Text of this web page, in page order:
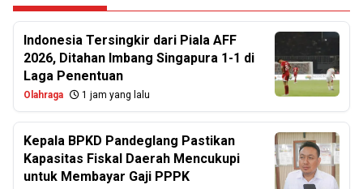
Indonesia Tersingkir dari Piala AFF
2026, Ditahan Imbang Singapura 1-1 di
Laga Penentuan
Olahraga 1 jam yang lalu
Kepala BPKD Pandeglang Pastikan
Kapasitas Fiskal Daerah Mencukupi
untuk Membayar Gaji PPPK